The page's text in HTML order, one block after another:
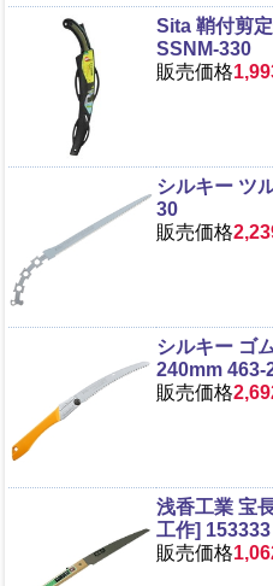
Sita 鞘付剪
SSNM-330
販売価格
シルキー ツ
30
販売価格
シルキー ゴ
240mm 463-
販売価格
浅香工業 宝
工作] 153333
販売価格